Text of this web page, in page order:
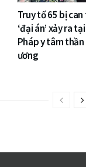
Truy tố 65 bị
‘đại án’ xảy ra
Pháp y tâm
ương